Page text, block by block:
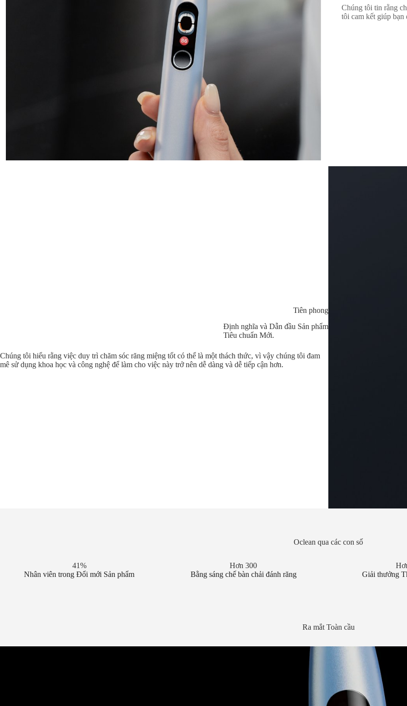
Chúng tôi tin rằng
tôi cam kết giúp bạn
Tiên phong
Định nghĩa và Dẫn đầu Sản phẩm
Tiêu chuẩn Mới.
Chúng tôi hiểu rằng việc duy trì chăm sóc răng miệng tốt có thể là một thách thức, vì vậy chúng tôi đam
mê sử dụng khoa học và công nghệ để làm cho việc này trở nên dễ dàng và dễ tiếp cận hơn.
Oclean qua các con số
41%
Nhân viên trong Đổi mới Sản phẩm
Hơn 300
Bằng sáng chế bàn chải đánh răng
Giải thưởng
Ra mắt Toàn cầu